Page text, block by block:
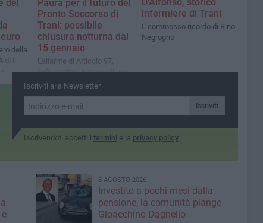
del
della
di I
sei
Paura per il futuro del
Pronto Soccorso di
Trani: possibile
chiusura notturna dal
15 gennaio
L'allarme di Articolo 97,
indiscrezioni parlano di uno
stop notturno al servizio per
infermiere di Trani
Il commosso ricordo di Rino
Negrogno
Iscriviti alla Newsletter
Iscriviti
Iscrivendoti accetti i termini e la privacy policy
6 AGOSTO 2026
Investito a pochi mesi dalla
pensione, la comunità piange
Gioacchino Dagnello